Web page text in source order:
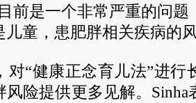
前是一个非常严重的问
儿童，患肥胖相关疾病的
对“健康正念育儿法”进行
风险提供更多见解。